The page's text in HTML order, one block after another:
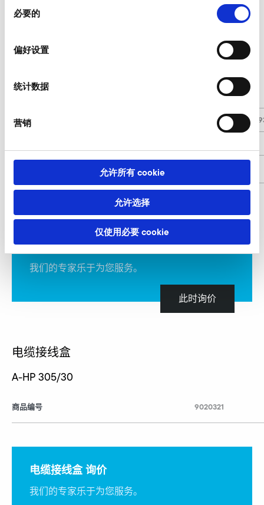
必要的
偏好设置
统计数据
营销
允许所有 cookie
允许选择
仅使用必要 cookie
01 软安装的全套震动保护（橡胶缓冲垫）
-
Schutzkappe / Protection cap
9020320
01 软安装的全套震动保护（橡胶缓冲垫）
询价
我们的专家乐于为您服务。
此时询价
电缆接线盒
A-HP 305/30
商品编号 9020321
电缆接线盒 询价
我们的专家乐于为您服务。